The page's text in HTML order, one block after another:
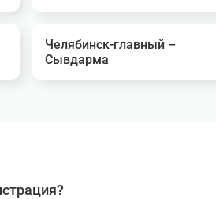
Челябинск-главный –
Сывдарма